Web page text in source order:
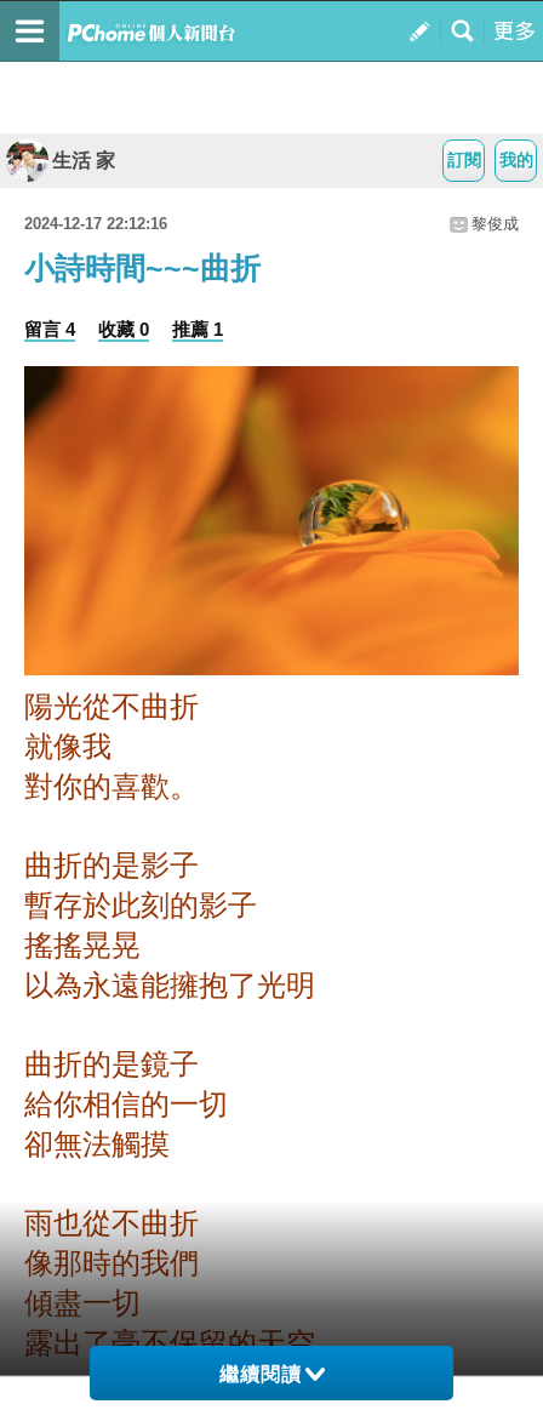
我的
訂閱
生活 家
2024-12-17 22:12:16 黎俊成
小詩時間~~~曲折
留言 4 收藏 0 推薦 1
陽光從不曲折
就像我
對你的喜歡。
曲折的是影子
暫存於此刻的影子
搖搖晃晃
以為永遠能擁抱了光明
曲折的是鏡子
給你相信的一切
卻無法觸摸
雨也從不曲折
像那時的我們
傾盡一切
露出了毫不保留的天空
繼續閱讀